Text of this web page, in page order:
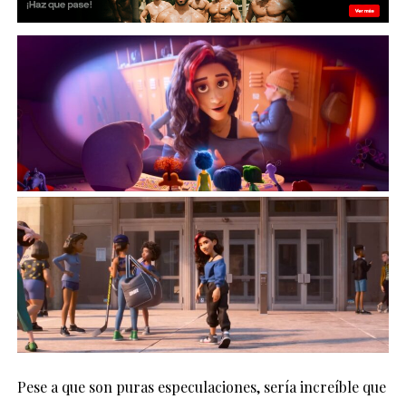
Pese a que son puras especulaciones, sería increíble que